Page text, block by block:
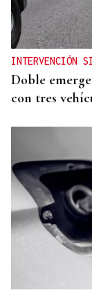
INTERVENCIÓN
Doble
con tres